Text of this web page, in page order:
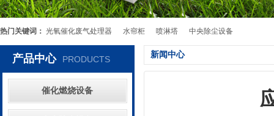
热门关键词： 光氧催化废气处理器 水帘柜 喷淋塔 中央除尘设备
产品中心 PRODUCTS
催化燃烧设备
新闻中心